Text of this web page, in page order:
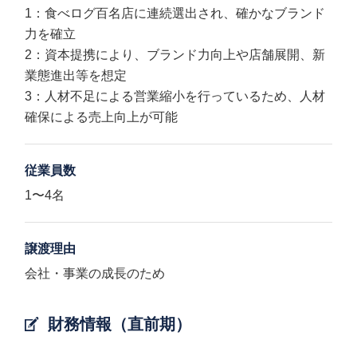
1：食べログ百名店に連続選出され、確かなブランド
力を確立
2：資本提携により、ブランド力向上や店舗展開、新
業態進出等を想定
3：人材不足による営業縮小を行っているため、人材
確保による売上向上が可能
従業員数
1〜4名
譲渡理由
会社・事業の成長のため
財務情報（直前期）